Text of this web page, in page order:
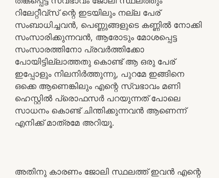
റിലേറ്റീവ്സ് ന്റെ ഇടയിലും നല്ല പേര്
സംബാധിച്ചവൻ, പെണ്ണുങ്ങളുടെ കണ്ണിൽ നോക്കി
സംസാരിക്കുന്നവൻ, ആരോടും മോശപ്പെട്ട
സംസാരത്തിനോ പ്രവർത്തിക്കോ
പോയിട്ടില്ലാത്തതു കൊണ്ട് ആ ഒരു പേര്
ഇപ്പോളും നിലനിർത്തുന്നു, പുറമേ ഇങ്ങിനെ
ഒക്കെ ആണെങ്കിലും എന്റെ സ്വഭാവം മണി
ഹെസ്റ്റിൽ പ്രൊഫസർ പറയുന്നത് പോലെ
സാധനം കൊണ്ട് ചിന്തിക്കുന്നവൻ ആണെന്ന്
എനിക്ക് മാത്രമേ അറിയൂ.
അതിനു കാരണം ജോലി സ്ഥലത്ത് ഇവൻ എന്റെ